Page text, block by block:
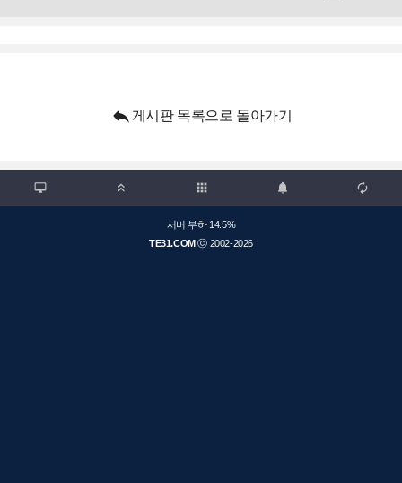
 게시판 목록으로 돌아가기
  apps  
서버 부하 14.5%
TE31.COMⓒ 2002-2026